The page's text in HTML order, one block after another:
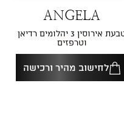
ANGELA
טבעת אירוסין 3 יהלומים רדיאן
וטרפזים
לחישוב מהיר ורכישה